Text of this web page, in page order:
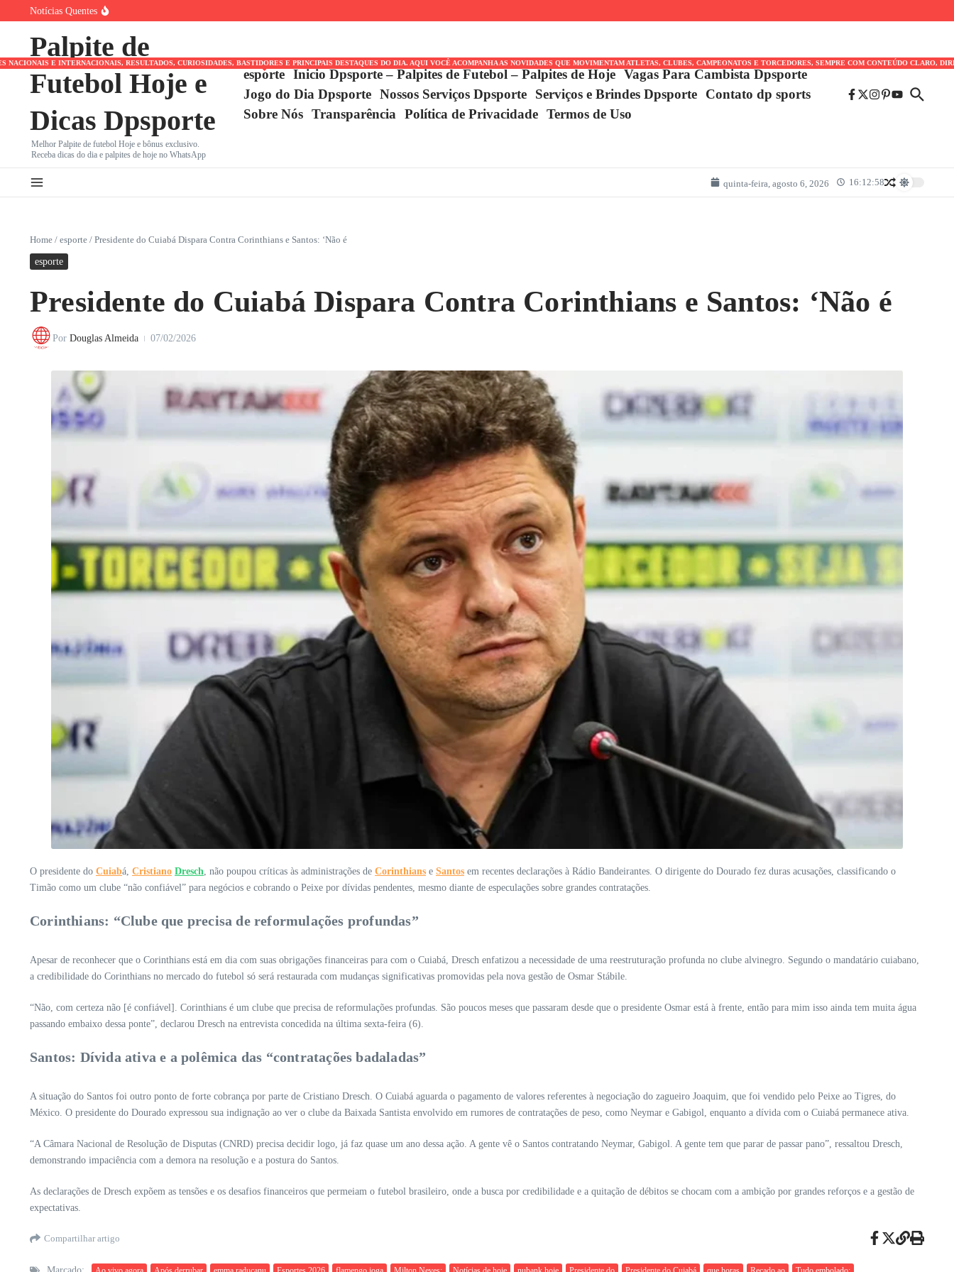
Ir para o conteúdo
Notícias Quentes
Corinthians lamenta morte de Geraldão, ídolo e artilheiro do título
Gianni Infantino: A Ascensão ao Poder Máximo da FIFA, Conquistas
Palpite de
Futebol Hoje e
Dicas Dpsporte
Melhor Palpite de futebol Hoje e bônus exclusivo.
Receba dicas do dia e palpites de hoje no WhatsApp
esporte
E INTERNACIONAIS, RESULTADOS, CURIOSIDADES, BASTIDORES E PRINCIPAIS DESTAQUES DO DIA. AQUI VOCÊ ACOMPANHA AS NOVIDADES QUE MOVIMENTAM ATLETAS, CLUBES, CAMPEONATOS E TORCEDORES, SEMPRE COM CONTEÚDO CLARO,
Inicio Dpsporte – Palpites de Futebol – Palpites de Hoje Vagas Para Cambista Dpsporte
Jogo do Dia Dpsporte Nossos Serviços Dpsporte Serviços e Brindes Dpsporte
Contato dp sports
Sobre Nós Transparência Política de Privacidade Termos de Uso
quinta-feira, agosto 6, 2026 16:12:58
Home / esporte / Presidente do Cuiabá Dispara Contra Corinthians e Santos: ‘Não é
esporte
Presidente do Cuiabá Dispara Contra Corinthians e Santos: ‘Não é
Por Douglas Almeida 07/02/2026
O presidente do Cuiabá, Cristiano Dresch, não poupou críticas às administrações de Corinthians e Santos em recentes declarações à Rádio Bandeirantes. O dirigente do Dourado fez duras acusações, classificando o
Timão como um clube “não confiável” para negócios e cobrando o Peixe por dívidas pendentes, mesmo diante de especulações sobre grandes contratações.
Corinthians: “Clube que precisa de reformulações profundas”
Apesar de reconhecer que o Corinthians está em dia com suas obrigações financeiras para com o Cuiabá, Dresch enfatizou a necessidade de uma reestruturação profunda no clube alvinegro. Segundo o mandatário cuiabano,
a credibilidade do Corinthians no mercado do futebol só será restaurada com mudanças significativas promovidas pela nova gestão de Osmar Stábile.
“Não, com certeza não [é confiável]. Corinthians é um clube que precisa de reformulações profundas. São poucos meses que passaram desde que o presidente Osmar está à frente, então para mim isso ainda tem muita água
passando embaixo dessa ponte”, declarou Dresch na entrevista concedida na última sexta-feira (6).
Santos: Dívida ativa e a polêmica das “contratações badaladas”
A situação do Santos foi outro ponto de forte cobrança por parte de Cristiano Dresch. O Cuiabá aguarda o pagamento de valores referentes à negociação do zagueiro Joaquim, que foi vendido pelo Peixe ao Tigres, do
México. O presidente do Dourado expressou sua indignação ao ver o clube da Baixada Santista envolvido em rumores de contratações de peso, como Neymar e Gabigol, enquanto a dívida com o Cuiabá permanece ativa.
“A Câmara Nacional de Resolução de Disputas (CNRD) precisa decidir logo, já faz quase um ano dessa ação. A gente vê o Santos contratando Neymar, Gabigol. A gente tem que parar de passar pano”, ressaltou Dresch,
demonstrando impaciência com a demora na resolução e a postura do Santos.
As declarações de Dresch expõem as tensões e os desafios financeiros que permeiam o futebol brasileiro, onde a busca por credibilidade e a quitação de débitos se chocam com a ambição por grandes reforços e a gestão de
expectativas.
Compartilhar artigo